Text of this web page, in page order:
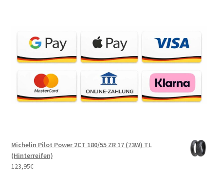
Michelin Pilot Power 2CT 180/55 ZR 17 (73W) TL
(Hinterreifen)
123,95€